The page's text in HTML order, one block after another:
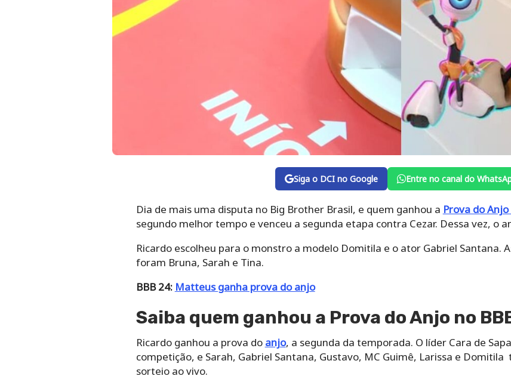
Siga o DCI no Google Entre no canal do
Dia de mais uma disputa no Big Brother Brasil, e quem ganhou a Prova do
segundo melhor tempo e venceu a segunda etapa contra Cezar. Dessa vez, o
Ricardo escolheu para o monstro a modelo Domitila e o ator Gabriel Santana.
foram Bruna, Sarah e Tina.
BBB 24: Matteus ganha prova do anjo
Saiba quem ganhou a Prova do Anjo no
Ricardo ganhou a prova do anjo, a segunda da temporada. O líder Cara de
competição, e Sarah, Gabriel Santana, Gustavo, MC Guimê, Larissa e
sorteio ao vivo.